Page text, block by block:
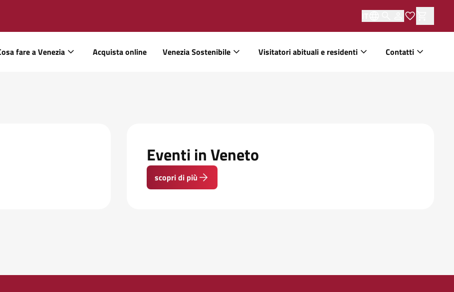
fare a Venezia Acquista online Venezia Sostenibile Visitatori abituali e residenti Contatti
Eventi in Veneto
scopri di più